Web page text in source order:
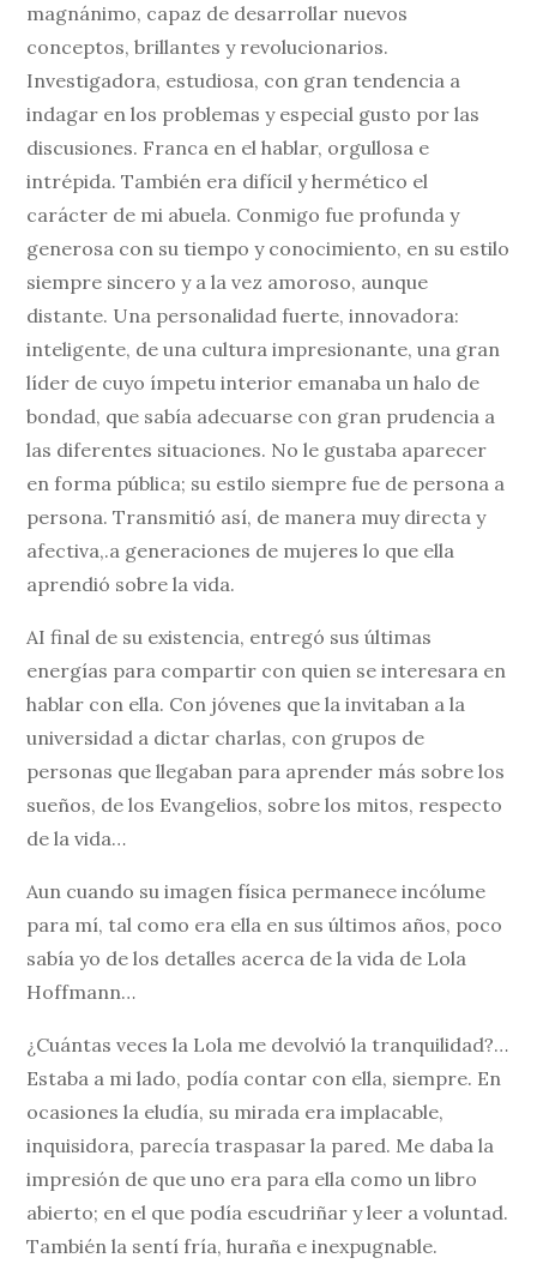
magnánimo, capaz de desarrollar nuevos
conceptos, brillantes y revolucionarios.
Investigadora, estudiosa, con gran tendencia a
indagar en los problemas y especial gusto por las
discusiones. Franca en el hablar, orgullosa e
intrépida. También era difícil y hermético el
carácter de mi abuela. Conmigo fue profunda y
generosa con su tiempo y conocimiento, en su estilo
siempre sincero y a la vez amoroso, aunque
distante. Una personalidad fuerte, innovadora:
inteligente, de una cultura impresionante, una gran
líder de cuyo ímpetu interior emanaba un halo de
bondad, que sabía adecuarse con gran prudencia a
las diferentes situaciones. No le gustaba aparecer
en forma pública; su estilo siempre fue de persona a
persona. Transmitió así, de manera muy directa y
afectiva,.a generaciones de mujeres lo que ella
aprendió sobre la vida.
AI final de su existencia, entregó sus últimas
energías para compartir con quien se interesara en
hablar con ella. Con jóvenes que la invitaban a la
universidad a dictar charlas, con grupos de
personas que llegaban para aprender más sobre los
sueños, de los Evangelios, sobre los mitos, respecto
de la vida…
Aun cuando su imagen física permanece incólume
para mí, tal como era ella en sus últimos años, poco
sabía yo de los detalles acerca de la vida de Lola
Hoffmann…
¿Cuántas veces la Lola me devolvió la tranquilidad?…
Estaba a mi lado, podía contar con ella, siempre. En
ocasiones la eludía, su mirada era implacable,
inquisidora, parecía traspasar la pared. Me daba la
impresión de que uno era para ella como un libro
abierto; en el que podía escudriñar y leer a voluntad.
También la sentí fría, huraña e inexpugnable.